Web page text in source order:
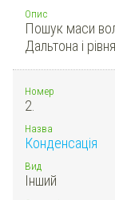
Опис
Пошук маси
Дальтона і
Номер
2.
Назва
Конденсація
Вид
Інший